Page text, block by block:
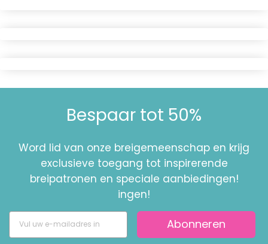
Bespaar tot 50%
Word lid van onze breigemeenschap en krijg
exclusieve toegang tot inspirerende
breipatronen en speciale aanbiedingen!
ingen!
Abonneren